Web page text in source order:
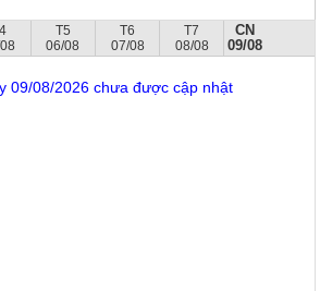
T5
06/08
T6
07/08
T7
08/08
CN
09/08
09/08/2026 chưa được cập nhật